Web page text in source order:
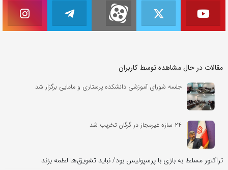
مقالات در حال مشاهده توسط کاربران
جلسه شورای آموزشی دانشکده پرستاری و مامایی برگزار شد
۲۴ سازه غیرمجاز در گرگان تخریب شد
تراکتور مسلط به بازی با پرسپولیس بود/ نباید تشویق‌ها لطمه بزند